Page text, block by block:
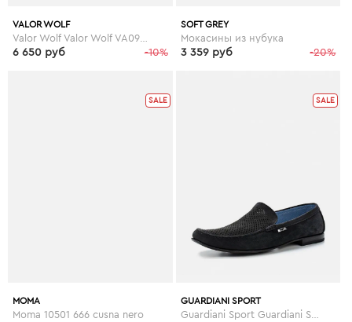
VALOR WOLF
-10%
6 650 руб
SOFT GREY
Мокасины из нубука
-20%
3 359 руб
SALE
MOMA
Moma 10501 666 cusna nero
SALE
GUARDIANI SPORT
Guardiani Sport Guardiani Sport GU013AMDYC68